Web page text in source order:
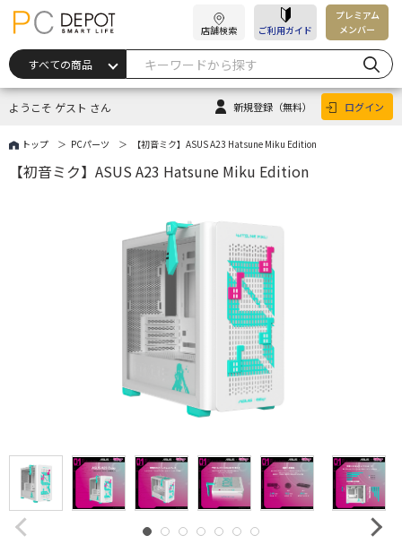
店舗検索 ご利用ガイド
プレミアム
メンバー
ようこそ ゲスト さん 新規登録 （無料） ログイン
トップ PCパーツ 【初音ミク】ASUS A23 Hatsune Miku Edition
【初音ミク】ASUS A23 Hatsune Miku Edition